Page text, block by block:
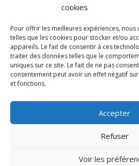
cookies
Pour offrir les meilleures expériences,
telles que les cookies pour stocker et/ou
appareils. Le fait de consentir à ces
traiter des données telles que le
uniques sur ce site. Le fait de ne pas
consentement peut avoir un effet négatif
et fonctions.
Accepter
Refuser
Voir les
⚽️ Bientôt l’heure de la
parSKHIRI F.| 30 Août, 2023|
C’est bientôt l’heure de la reprise
Lundi 28 Août à 18H00 pour les
2009.2010 ) ⚽️ Mardi 29 Août à
U16/U17 ( 2007.2008 ) ⚽️
16H00 pour les U13 ( 2011 ) ⚽️
Septembre à 14H00 pour